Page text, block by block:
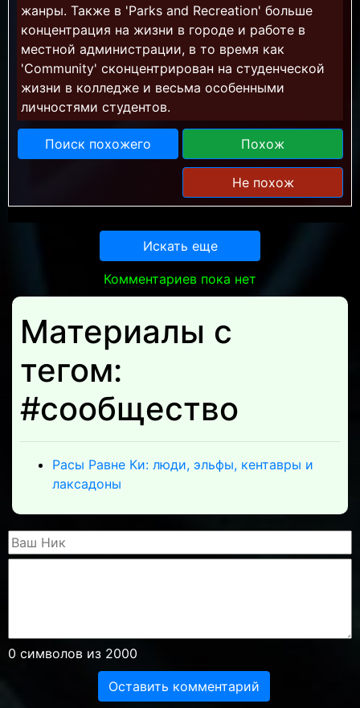
жанры. Также в 'Parks and Recreation' больше
концентрация на жизни в городе и работе в
местной администрации, в то время как
'Community' сконцентрирован на студенческой
жизни в колледже и весьма особенными
личностями студентов.
Поиск похожего Похож
Не похож
Искать еще
Комментариев пока нет
Материалы с
тегом:
#сообщество
Расы Равне Ки: люди, эльфы, кентавры и
лаксадоны
0 символов из 2000
Оставить комментарий